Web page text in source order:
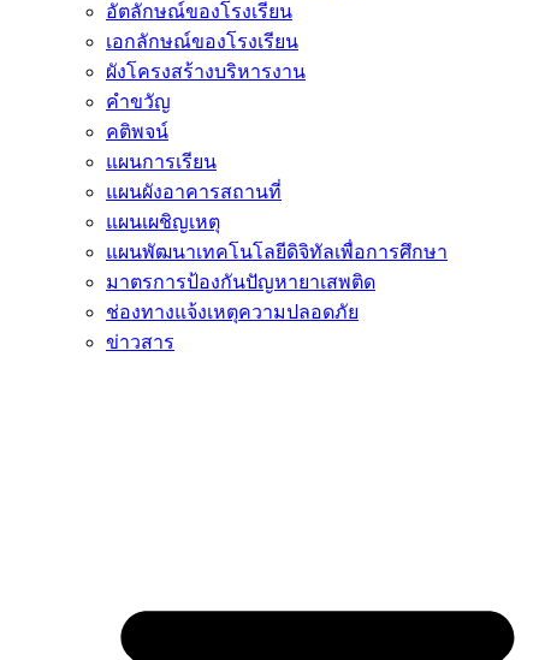
อัตลักษณ์ของโรงเรียน
เอกลักษณ์ของโรงเรียน
ผังโครงสร้างบริหารงาน
คำขวัญ
คติพจน์
แผนการเรียน
แผนผังอาคารสถานที่
แผนเผชิญเหตุ
แผนพัฒนาเทคโนโลยีดิจิทัลเพื่อการศึกษา
มาตรการป้องกันปัญหายาเสพติด
ช่องทางแจ้งเหตุความปลอดภัย
ข่าวสาร